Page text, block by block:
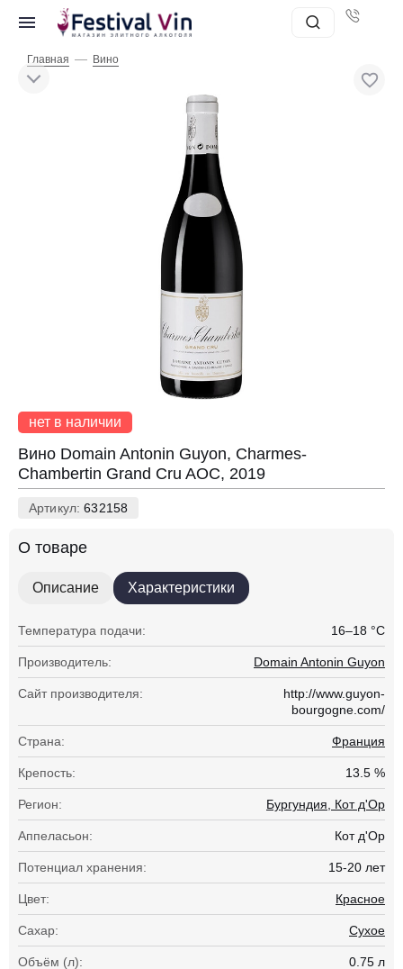
Главная — Вино
нет в наличии
Вино Domain Antonin Guyon, Charmes-
Chambertin Grand Cru AOC, 2019
Артикул:632158
О товаре
Описание Характеристики
Температура подачи: 16–18 °С
Производитель: Domain Antonin Guyon
Сайт производителя:
http://www.guyon-
bourgogne.com/
Страна: Франция
Крепость: 13.5 %
Регион: Бургундия, Кот д'Ор
Аппеласьон: Кот д'Ор
Потенциал хранения: 15-20 лет
Цвет: Красное
Сахар: Сухое
Объём (л): 0.75 л